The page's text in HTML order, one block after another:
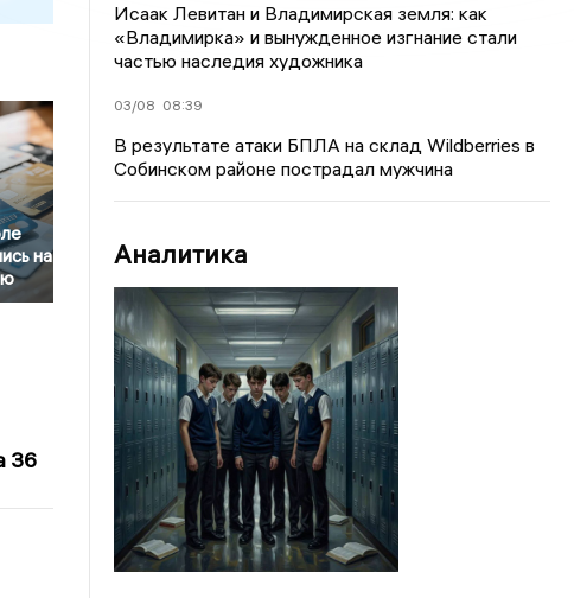
на
36
Исаак Левитан и Владимирская земля: как
«Владимирка» и вынужденное изгнание стали
частью наследия художника
03/08 08:39
В результате атаки БПЛА на склад Wildberries в
Собинском районе пострадал мужчина
Аналитика